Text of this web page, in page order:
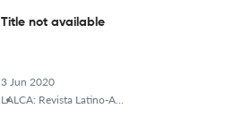
Title not available
3 Jun 2020
LALCA: Revista Latino-Americana em Avaliação do Ciclo de Vida